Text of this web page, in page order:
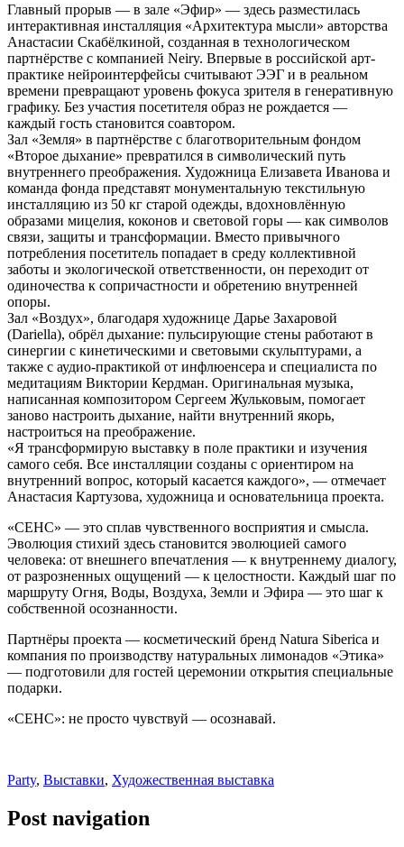
Главный прорыв — в зале «Эфир» — здесь разместилась
интерактивная инсталляция «Архитектура мысли» авторства
Анастасии Скабёлкиной, созданная в технологическом
партнёрстве с компанией Neiry. Впервые в российской арт-
практике нейроинтерфейсы считывают ЭЭГ и в реальном
времени превращают уровень фокуса зрителя в генеративную
графику. Без участия посетителя образ не рождается —
каждый гость становится соавтором.
Зал «Земля» в партнёрстве с благотворительным фондом
«Второе дыхание» превратился в символический путь
внутреннего преображения. Художница Елизавета Иванова и
команда фонда представят монументальную текстильную
инсталляцию из 50 кг старой одежды, вдохновлённую
образами мицелия, коконов и световой горы — как символов
связи, защиты и трансформации. Вместо привычного
потребления посетитель попадает в среду коллективной
заботы и экологической ответственности, он переходит от
одиночества к сопричастности и обретению внутренней
опоры.
Зал «Воздух», благодаря художнице Дарье Захаровой
(Dariella), обрёл дыхание: пульсирующие стены работают в
синергии с кинетическими и световыми скульптурами, а
также с аудио-практикой от инфлюенсера и специалиста по
медитациям Виктории Кердман. Оригинальная музыка,
написанная композитором Сергеем Жульковым, помогает
заново настроить дыхание, найти внутренний якорь,
настроиться на преображение.
«Я трансформирую выставку в поле практики и изучения
самого себя. Все инсталляции созданы с ориентиром на
внутренний вопрос, который касается каждого», — отмечает
Анастасия Картузова, художница и основательница проекта.
«СЕНС» — это сплав чувственного восприятия и смысла.
Эволюция стихий здесь становится эволюцией самого
человека: от внешнего впечатления — к внутреннему диалогу,
от разрозненных ощущений — к целостности. Каждый шаг по
маршруту Огня, Воды, Воздуха, Земли и Эфира — это шаг к
собственной осознанности.
Партнёры проекта — косметический бренд Natura Siberica и
компания по производству натуральных лимонадов «Этика»
— подготовили для гостей церемонии открытия специальные
подарки.
«СЕНС»: не просто чувствуй — осознавай.
Party, Выставки, Художественная выставка
Post navigation